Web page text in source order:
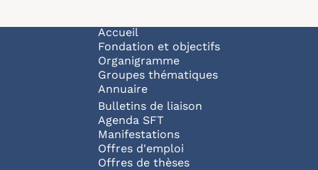
Navigation principale
Accueil
Fondation et objectifs
Organigramme
Groupes thématiques
Annuaire
Bulletins de liaison
Agenda SFT
Manifestations
Offres d'emploi
Offres de thèses